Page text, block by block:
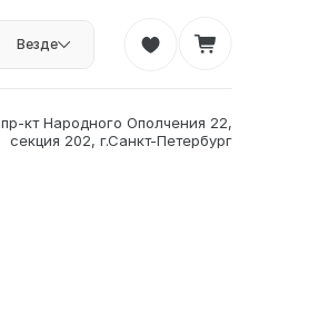
Везде
пр-кт Народного Ополчения 22,
секция 202, г.Санкт-Петербург